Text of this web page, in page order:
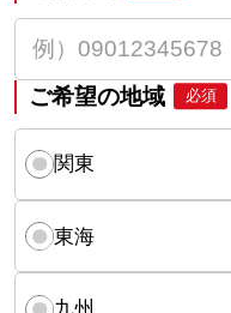
ご希望の地域 必須
関東
東海